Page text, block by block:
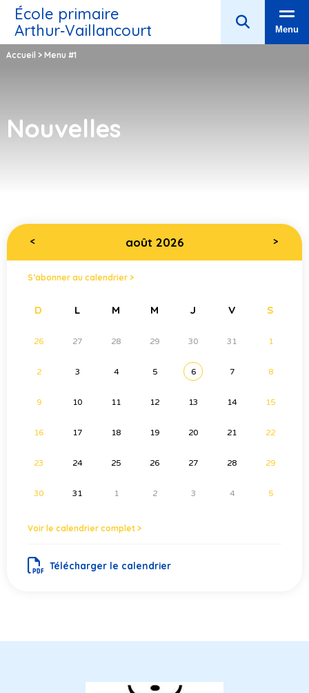
École primaire
Arthur‑Vaillancourt
Menu
Accueil > Menu #1
Nouvelles
< août 2026 >
S’abonner au calendrier >
D L M M J V S
26 27 28 29 30 31 1
2 3 4 5 6 7 8
9 10 11 12 13 14 15
16 17 18 19 20 21 22
23 24 25 26 27 28 29
30 31 1 2 3 4 5
Voir le calendrier complet >
Télécharger le calendrier